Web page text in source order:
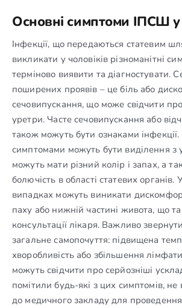
Основні симптоми ІПСШ у
Інфекції, що передаються статевим
викликати у чоловіків різноманітні
терміново виявити та діагностувати.
поширених проявів – це біль або
сечовипускання, що може свідчити
уретри. Часте сечовипускання або
також можуть бути ознаками
симптомами можуть бути виділення з
можуть мати різний колір і запах, а
болючість в області статевих органів.
випадках можуть виникати
паху або нижній частині живота, що
консультації лікаря. Важливо
загальне самопочуття: підвищена
хворобливість або збільшення
можуть свідчити про серйозніші
помітили будь-які з цих симптомів, не
до медичного закладу для проведення